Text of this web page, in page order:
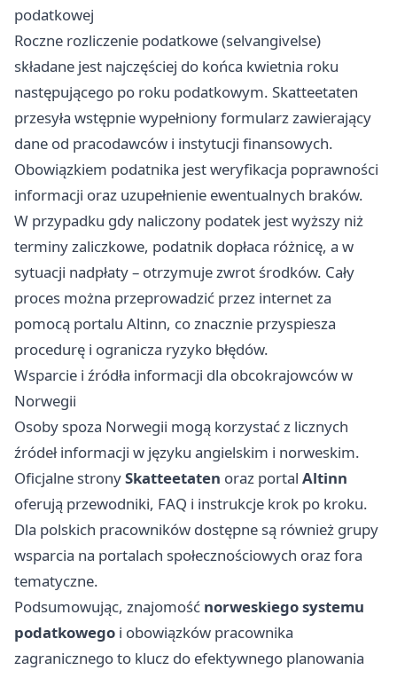
podatkowej
Roczne rozliczenie podatkowe (selvangivelse)
składane jest najczęściej do końca kwietnia roku
następującego po roku podatkowym. Skatteetaten
przesyła wstępnie wypełniony formularz zawierający
dane od pracodawców i instytucji finansowych.
Obowiązkiem podatnika jest weryfikacja poprawności
informacji oraz uzupełnienie ewentualnych braków.
W przypadku gdy naliczony podatek jest wyższy niż
terminy zaliczkowe, podatnik dopłaca różnicę, a w
sytuacji nadpłaty – otrzymuje zwrot środków. Cały
proces można przeprowadzić przez internet za
pomocą portalu Altinn, co znacznie przyspiesza
procedurę i ogranicza ryzyko błędów.
Wsparcie i źródła informacji dla obcokrajowców w
Norwegii
Osoby spoza Norwegii mogą korzystać z licznych
źródeł informacji w języku angielskim i norweskim.
Oficjalne stronySkatteetaten oraz portal Altinn
oferują przewodniki, FAQ i instrukcje krok po kroku.
Dla polskich pracowników dostępne są również grupy
wsparcia na portalach społecznościowych oraz fora
tematyczne.
Podsumowując, znajomość norweskiego systemu
podatkowego i obowiązków pracownika
zagranicznego to klucz do efektywnego planowania